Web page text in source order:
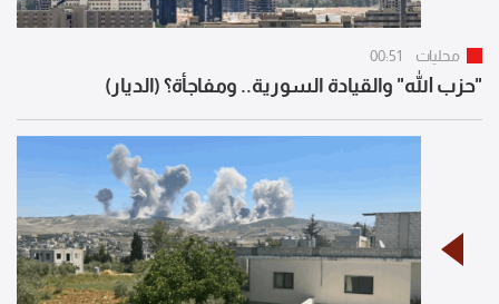
محليات 00:51
"حزب الله" والقيادة السورية.. ومفاجأة؟ (الديار)